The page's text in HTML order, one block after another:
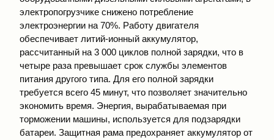
электропогрузчике снижено потребление
электроэнергии на 70%. Работу двигателя
обеспечивает литий-ионный аккумулятор,
рассчитанный на 3 000 циклов полной зарядки, что в
четыре раза превышает срок службы элементов
питания другого типа. Для его полной зарядки
требуется всего 45 минут, что позволяет значительно
экономить время. Энергия, вырабатываемая при
торможении машины, используется для подзарядки
батареи. Защитная рама предохраняет аккумулятор от